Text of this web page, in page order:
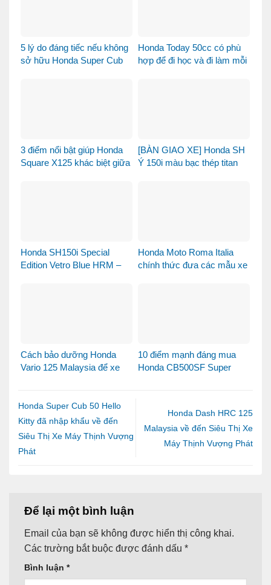
5 lý do đáng tiếc nếu không
sở hữu Honda Super Cub
Honda Today 50cc có phù
hợp để đi học và đi làm mỗi
3 điểm nổi bật giúp Honda
Square X125 khác biệt giữa
[BÀN GIAO XE] Honda SH
Ý 150i màu bạc thép titan
Honda SH150i Special
Edition Vetro Blue HRM –
Honda Moto Roma Italia
chính thức đưa các mẫu xe
Cách bảo dưỡng Honda
Vario 125 Malaysia để xe
10 điểm mạnh đáng mua
Honda CB500SF Super
Honda Super Cub 50 Hello
Kitty đã nhập khẩu về đến
Siêu Thị Xe Máy Thịnh Vượng
Phát
Honda Dash HRC 125
Malaysia về đến Siêu Thị Xe
Máy Thịnh Vượng Phát
Để lại một bình luận
Email của bạn sẽ không được hiển thị công khai.
Các trường bắt buộc được đánh dấu *
Bình luận *